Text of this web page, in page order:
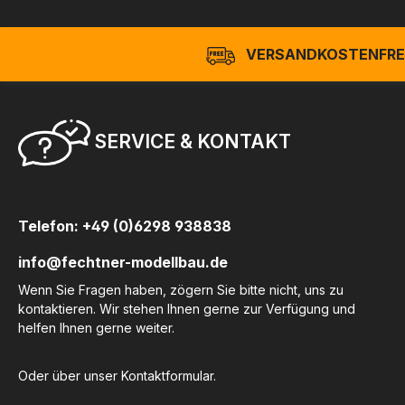
SERVICE & KONTAKT
Telefon: +49 (0)6298 938838
info@fechtner-modellbau.de
Wenn Sie Fragen haben, zögern Sie bitte nicht, uns zu
kontaktieren. Wir stehen Ihnen gerne zur Verfügung und
helfen Ihnen gerne weiter.
Oder über unser Kontaktformular.